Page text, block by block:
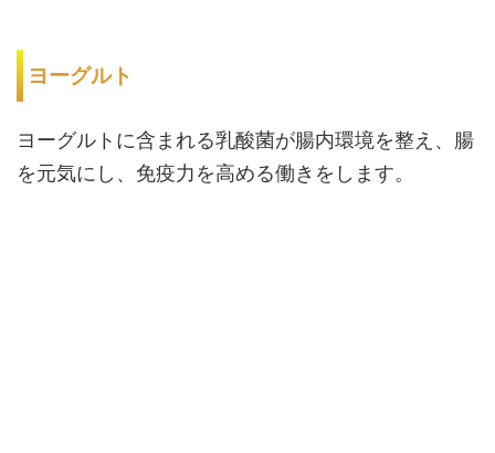
ヨーグルト
ヨーグルトに含まれる乳酸菌が腸内環境を整え、腸
を元気にし、免疫力を高める働きをします。